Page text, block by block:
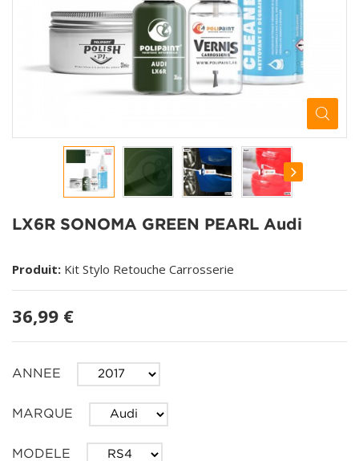
LX6R SONOMA GREEN PEARL Audi
Produit: Kit Stylo Retouche Carrosserie
36,99 €
ANNEE
MARQUE
MODELE